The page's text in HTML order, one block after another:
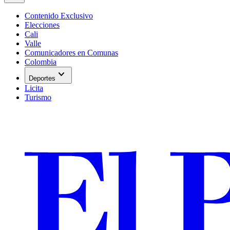
Contenido Exclusivo
Elecciones
Cali
Valle
Comunicadores en Comunas
Colombia
Deportes expand_more
Licita
Turismo